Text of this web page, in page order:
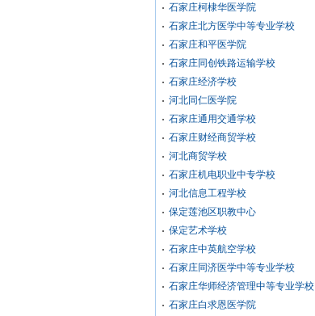
石家庄柯棣华医学院
石家庄北方医学中等专业学校
石家庄和平医学院
石家庄同创铁路运输学校
石家庄经济学校
河北同仁医学院
石家庄通用交通学校
石家庄财经商贸学校
河北商贸学校
石家庄机电职业中专学校
河北信息工程学校
保定莲池区职教中心
保定艺术学校
石家庄中英航空学校
石家庄同济医学中等专业学校
石家庄华师经济管理中等专业学校
石家庄白求恩医学院